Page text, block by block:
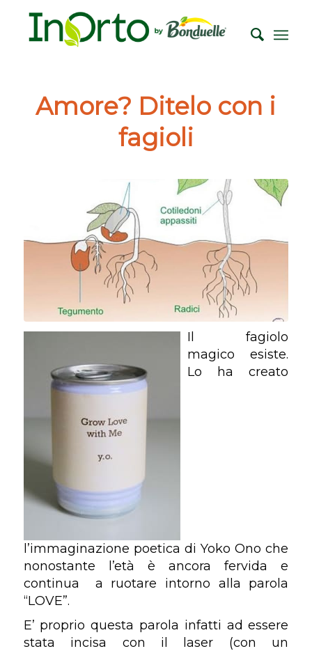
Amore? Ditelo con i
fagioli
Il fagiolo
magico esiste.
Lo ha creato
l’immaginazione poetica di Yoko Ono che
nonostante l’età è ancora fervida e
continua a ruotare intorno alla parola
“LOVE”.
E’ proprio questa parola infatti ad essere
stata incisa con il laser (con un